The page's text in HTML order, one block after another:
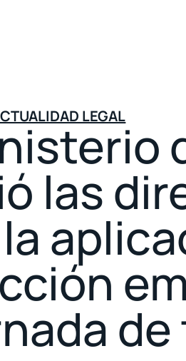
LEGAL
las